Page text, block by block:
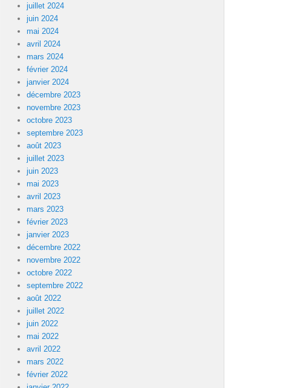
juillet 2024
juin 2024
mai 2024
avril 2024
mars 2024
février 2024
janvier 2024
décembre 2023
novembre 2023
octobre 2023
septembre 2023
août 2023
juillet 2023
juin 2023
mai 2023
avril 2023
mars 2023
février 2023
janvier 2023
décembre 2022
novembre 2022
octobre 2022
septembre 2022
août 2022
juillet 2022
juin 2022
mai 2022
avril 2022
mars 2022
février 2022